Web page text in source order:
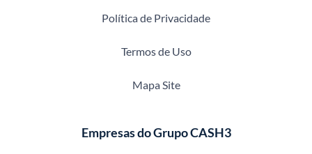
Política de Privacidade
Termos de Uso
Mapa Site
Empresas do Grupo CASH3